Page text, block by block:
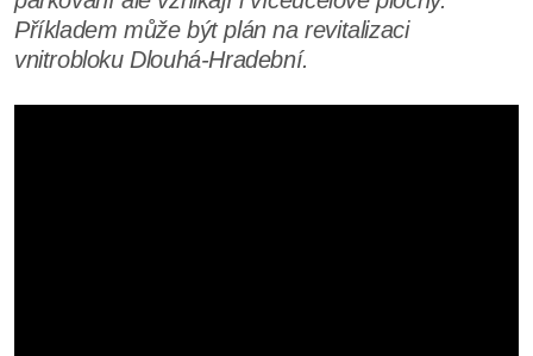
Příkladem může být plán na revitalizaci
vnitrobloku Dlouhá-Hradební.